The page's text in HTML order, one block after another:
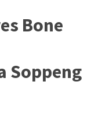
Bone
Soppeng